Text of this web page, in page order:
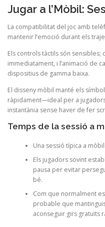
Jugar a l’Mòbil:
La compatibilitat del joc amb
mantenir l’emoció durant els
Els controls tàctils són sensibles;
immediatament, i l’animació de
dispositius de gamma baixa.
El disseny mòbil manté els
ràpidament—ideal per a
instantània sense haver de fer
Temps de la sessió a
Una sessió típica a
Els jugadors sovint
pausa per evitar
bé.
Com que normalment
probable que
aconseguir girs gratuïts